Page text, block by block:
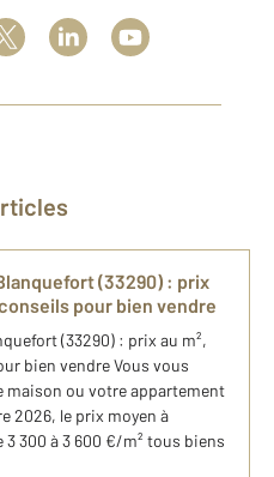
(33290) : prix
pour bien vendre
(33290) : prix au m²,
bien vendre Vous vous
maison ou votre appartement
2026, le prix moyen à
300 à 3 600 €/m² tous biens